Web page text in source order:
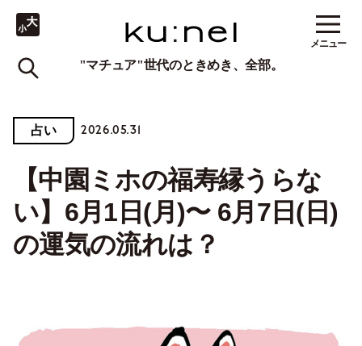
"マチュア"世代のときめき、全部。
メニュー
占い 2026.05.31
【中園ミホの福寿縁うらな
い】6月1日(月)〜 6月7日(日)
の運気の流れは？